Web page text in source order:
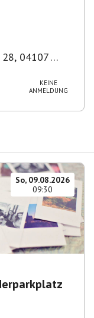
28, 04107
KEINE
ANMELDUNG
So, 09.08.2026
09:30